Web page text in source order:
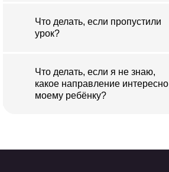
Что делать, если пропустили
урок?
Что делать, если я не знаю,
какое направление интересно
моему ребёнку?